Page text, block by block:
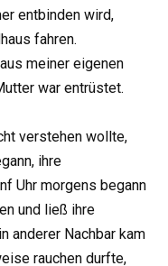
entbinden wird,
fahren.
meiner eigenen
war entrüstet.
verstehen wollte,
ihre
Uhr morgens begann
und ließ ihre
anderer Nachbar kam
rauchen durfte,